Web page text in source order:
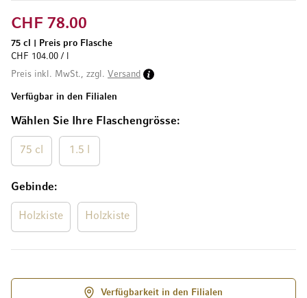
Wählen Sie Ihre Flaschengrösse
75 cl 1.5 l
Gebinde
Holzkiste Holzkiste
CHF 78.00
75 cl
Preis pro Flasche
CHF 104.00 / l
Preis inkl. MwSt., zzgl. Versand
Verfügbar in den Filialen
Verfügbarkeit in den Filialen